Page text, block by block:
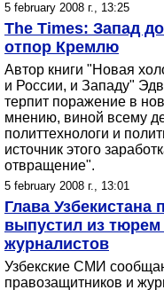
5 february 2008 г., 13:25
The Times: Запад
отпор Кремлю
Автор книги "Новая
и России, и Западу"
терпит поражение в
мнению, виной всему
политтехнологи и
источник этого
отвращение".
5 february 2008 г., 13:01
Глава
выпустил из
журналистов
Узбекские СМИ
правозащитников и